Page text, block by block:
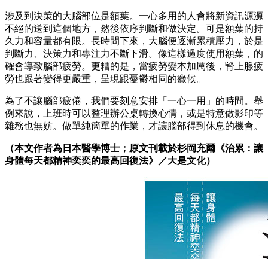
涉及到決策的大腦部位是額葉。一心多用的人會將新資訊源源
不絕的送到這個地方，然後依序判斷和做決定。可是額葉的持
久力和容量都有限。長時間下來，大腦便逐漸累積壓力，於是
判斷力、決策力和專注力不斷下滑。像這樣過度使用額葉，的
確會導致腦部疲勞。更糟的是，當疲勞變本加厲後，腎上腺疲
勞也跟著變得更嚴重，呈現跟憂鬱相同的癥候。
為了不讓腦部疲倦，我們要刻意安排「一心一用」的時間。舉
例來說，上班時可以整理辦公桌轉換心情，或是特意做影印等
雜務也無妨。做單純簡單的作業，才讓腦部得到休息的機會。
（本文作者為日本醫學博士；原文刊載於杉岡充爾《治累：讓
身體每天都精神奕奕的最高回復法》／大是文化）